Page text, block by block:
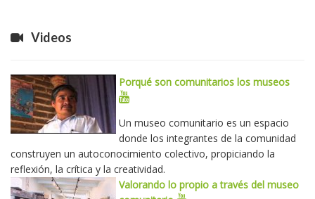
Videos
Porqué son comunitarios los museos
Un museo comunitario es un espacio
donde los integrantes de la comunidad
construyen un autoconocimiento colectivo, propiciando la
reflexión, la crítica y la creatividad.
Valorando lo propio a través del museo